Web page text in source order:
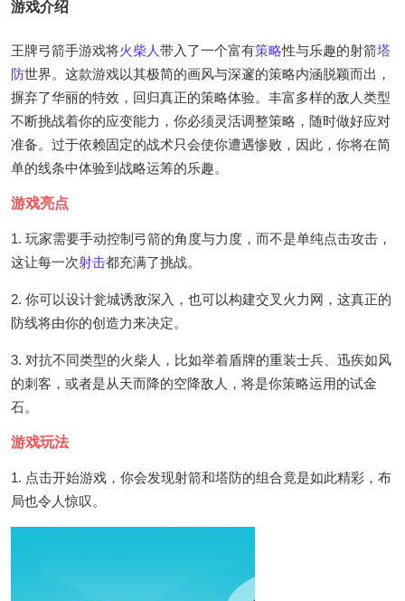
游戏介绍
王牌弓箭手游戏将火柴人带入了一个富有策略性与乐趣的射箭塔
防世界。这款游戏以其极简的画风与深邃的策略内涵脱颖而出，
摒弃了华丽的特效，回归真正的策略体验。丰富多样的敌人类型
不断挑战着你的应变能力，你必须灵活调整策略，随时做好应对
准备。过于依赖固定的战术只会使你遭遇惨败，因此，你将在简
单的线条中体验到战略运筹的乐趣。
游戏亮点
1. 玩家需要手动控制弓箭的角度与力度，而不是单纯点击攻击，
这让每一次射击都充满了挑战。
2. 你可以设计瓮城诱敌深入，也可以构建交叉火力网，这真正的
防线将由你的创造力来决定。
3. 对抗不同类型的火柴人，比如举着盾牌的重装士兵、迅疾如风
的刺客，或者是从天而降的空降敌人，将是你策略运用的试金
石。
游戏玩法
1. 点击开始游戏，你会发现射箭和塔防的组合竟是如此精彩，布
局也令人惊叹。